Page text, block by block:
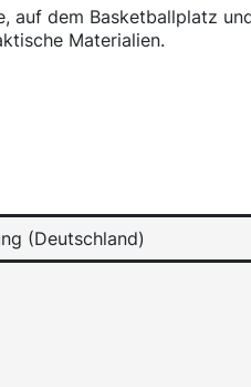
auf dem Basketballplatz
Materialien.
(Deutschland)